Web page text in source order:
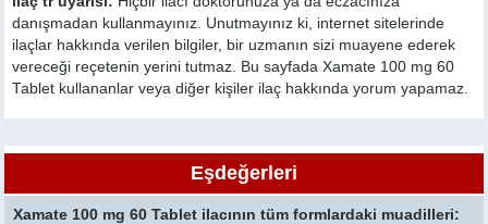
danışmadan kullanmayınız. Unutmayınız ki, internet sitelerinde
ilaçlar hakkında verilen bilgiler, bir uzmanın sizi muayene ederek
vereceği reçetenin yerini tutmaz. Bu sayfada Xamate 100 mg 60
Tablet kullananlar veya diğer kişiler ilaç hakkında yorum yapamaz.
Eşdeğerleri
Xamate 100 mg 60 Tablet ilacının tüm formlardaki muadilleri: